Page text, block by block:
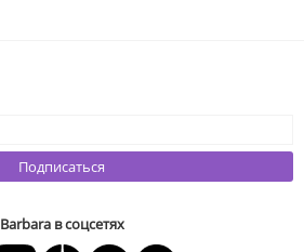
Подписаться
Barbara в соцсетях